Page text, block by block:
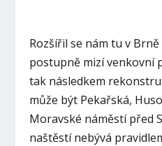
Rozšířil se nám tu v
postupně mizí venkovní
tak následkem
může být Pekařská,
Moravské náměstí před
naštěstí nebývá